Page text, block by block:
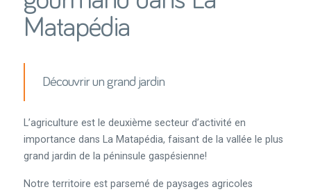
Matapédia
Découvrir un grand jardin
L’agriculture est le deuxième secteur d’activité en
importance dans La Matapédia, faisant de la vallée le plus
grand jardin de la péninsule gaspésienne!
Notre territoire est parsemé de paysages agricoles